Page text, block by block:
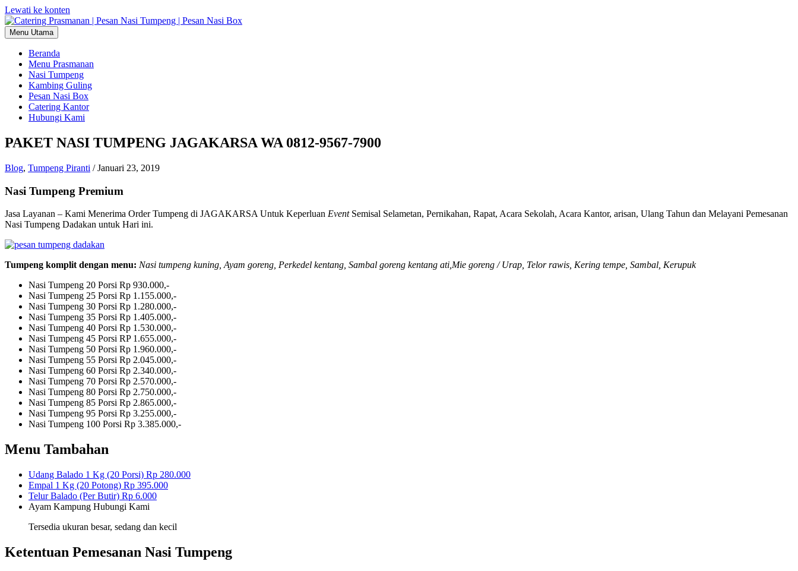
Lewati ke konten
Menu Utama
Beranda
Menu Prasmanan
Nasi Tumpeng
Kambing Guling
Pesan Nasi Box
Catering Kantor
Hubungi Kami
PAKET NASI TUMPENG JAGAKARSA WA 0812-9567-7900
Blog, Tumpeng Piranti /Januari 23, 2019
Nasi Tumpeng Premium
Jasa Layanan – Kami Menerima Order Tumpeng di JAGAKARSA Untuk Keperluan EventSemisal Selametan, Pernikahan, Rapat, Acara Sekolah, Acara Kantor, arisan, Ulang Tahun dan Melayani Pemesanan
Nasi Tumpeng Dadakan untuk Hari ini.
Tumpeng komplit dengan menu: Nasi tumpeng kuning, Ayam goreng, Perkedel kentang, Sambal goreng kentang ati,Mie goreng / Urap, Telor rawis, Kering tempe, Sambal, Kerupuk
Nasi Tumpeng 20 Porsi Rp 930.000,-
Nasi Tumpeng 25 Porsi Rp 1.155.000,-
Nasi Tumpeng 30 Porsi Rp 1.280.000,-
Nasi Tumpeng 35 Porsi Rp 1.405.000,-
Nasi Tumpeng 40 Porsi Rp 1.530.000,-
Nasi Tumpeng 45 Porsi RP 1.655.000,-
Nasi Tumpeng 50 Porsi Rp 1.960.000,-
Nasi Tumpeng 55 Porsi Rp 2.045.000,-
Nasi Tumpeng 60 Porsi Rp 2.340.000,-
Nasi Tumpeng 70 Porsi Rp 2.570.000,-
Nasi Tumpeng 80 Porsi Rp 2.750.000,-
Nasi Tumpeng 85 Porsi Rp 2.865.000,-
Nasi Tumpeng 95 Porsi Rp 3.255.000,-
Nasi Tumpeng 100 Porsi Rp 3.385.000,-
Menu Tambahan
Udang Balado 1 Kg (20 Porsi) Rp 280.000
Empal 1 Kg (20 Potong) Rp 395.000
Telur Balado (Per Butir) Rp 6.000
Ayam Kampung Hubungi Kami
Tersedia ukuran besar, sedang dan kecil
Ketentuan Pemesanan Nasi Tumpeng